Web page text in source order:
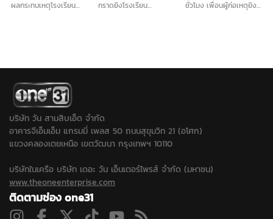
ผลกระทบเหตุโรงเรียน
กราดยิงโรงเรียน
ชั่วโมง เพื่อนผู้ก่อเหตุยิง
ยิงปืน ขณะที่ปมบุลลี
บริษัท วัน สามสิบเอ็ด จำกัด
อาคารจีเอ็มเอ็ม แกรมมี่ เพลส 50 ถนนสุขุมวิท 21 (อโศก)
แขวงคลองเตยเหนือ เขตวัฒนา กรุงเทพฯ 10110
บริษัทในเครือ บริษัท เดอะ วัน เอ็นเตอร์ไพรส์ จำกัด (มหาชน)
www.theoneenterprise.com
ติดตามช่อง one31